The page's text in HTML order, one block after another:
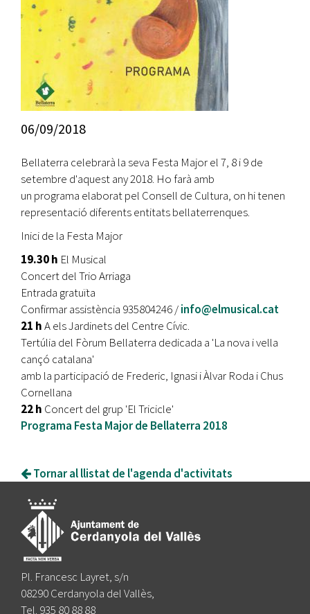
06/09/2018
Bellaterra celebrarà la seva Festa Major el 7, 8 i 9 de
setembre d'aquest any 2018. Ho farà amb
un programa elaborat pel Consell de Cultura, on hi tenen
representació diferents entitats bellaterrenques.
Inici de la Festa Major
19.30 h El Musical
Concert del Trio Arriaga
Entrada gratuïta
Confirmar assistència 935804246 /info@elmusical.cat
21 hA els Jardinets del Centre Cívic.
Tertúlia del Fòrum Bellaterra dedicada a 'La nova i vella
cançó catalana'
amb la participació de Frederic, Ignasi i Àlvar Roda i Chus
Cornellana
22 h Concert del grup 'El Tricicle'
Programa Festa Major de Bellaterra 2018
Tornar al llistat de l'agenda d'activitats
Pl. Francesc Layret, s/n
08290 Cerdanyola del Vallès,
Tel. 935 80 88 88